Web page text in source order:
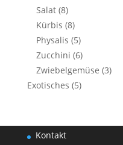
Salat (8)
Kürbis (8)
Physalis (5)
Zucchini (6)
Zwiebelgemüse (3)
Exotisches (5)
Kontakt